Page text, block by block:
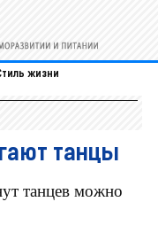
жизни
танцы
танцев можно